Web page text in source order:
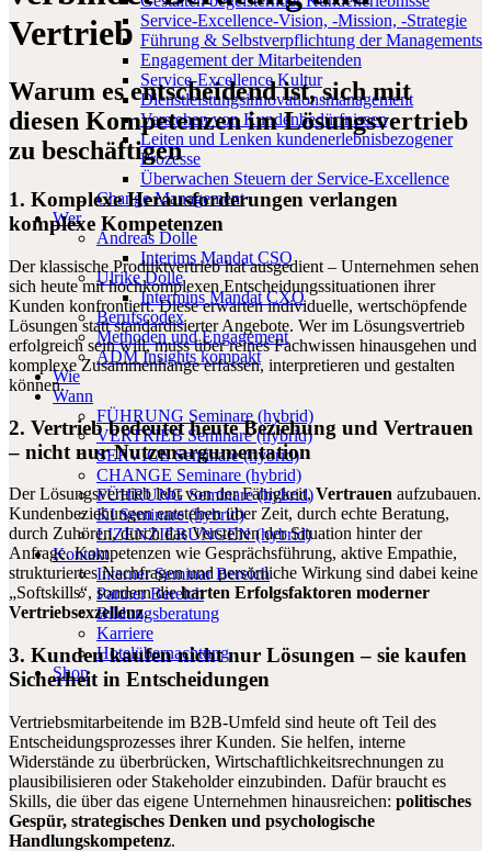
Service-Excellence-Vision, -Mission, -Strategie
Führung & Selbstverpflichtung der Managements
Engagement der Mitarbeitenden
Service-Excellence Kultur
Dienstleistungsinnovationsmanagement
Verstehen von Kundenbedürfnissen
Leiten und Lenken kundenerlebnisbezogener
Prozesse
Überwachen Steuern der Service-Excellence
Change Management
Wer
Andreas Dolle
Interims Mandat CSO
Ulrike Dolle
Intermins Mandat CXO
Berufscodex
Methoden und Engagement
ADM Insights kompakt
Wie
Wann
FÜHRUNG Seminare (hybrid)
VERTRIEB Seminare (hybrid)
SERVICE Seminare (hybrid)
CHANGE Seminare (hybrid)
FÜHRUNG Seminare (hybrid)
KI Seminare (hybrid)
LIZENZIERUNGEN (hybrid)
Kontakt
Interner Seminar Bereich
Partner Bereich
Bildungsberatung
Karriere
Hotelübernachtung
Shop
Vertrieb
Warum es entscheidend ist, sich mit
diesen Kompetenzen im Lösungsvertrieb
zu beschäftigen
1. Komplexe Herausforderungen verlangen
komplexe Kompetenzen
Der klassische Produktvertrieb hat ausgedient – Unternehmen sehen
sich heute mit hochkomplexen Entscheidungssituationen ihrer
Kunden konfrontiert. Diese erwarten individuelle, wertschöpfende
Lösungen statt standardisierter Angebote. Wer im Lösungsvertrieb
erfolgreich sein will, muss über reines Fachwissen hinausgehen und
komplexe Zusammenhänge erfassen, interpretieren und gestalten
können.
2. Vertrieb bedeutet heute Beziehung und Vertrauen
– nicht nur Nutzenargumentation
Der Lösungsvertrieb lebt von der Fähigkeit,Vertrauen aufzubauen.
Kundenbeziehungen entstehen über Zeit, durch echte Beratung,
durch Zuhören, durch das Verstehen der Situation hinter der
Anfrage. Kompetenzen wie Gesprächsführung, aktive Empathie,
strukturiertes Nachfragen und persönliche Wirkung sind dabei keine
„Softskills“, sondern dieharten Erfolgsfaktoren moderner
Vertriebsexzellenz.
3. Kunden kaufen nicht nur Lösungen – sie kaufen
Sicherheit in Entscheidungen
Vertriebsmitarbeitende im B2B-Umfeld sind heute oft Teil des
Entscheidungsprozesses ihrer Kunden. Sie helfen, interne
Widerstände zu überbrücken, Wirtschaftlichkeitsrechnungen zu
plausibilisieren oder Stakeholder einzubinden. Dafür braucht es
Skills, die über das eigene Unternehmen hinausreichen: politisches
Gespür, strategisches Denken und psychologische
Handlungskompetenz.